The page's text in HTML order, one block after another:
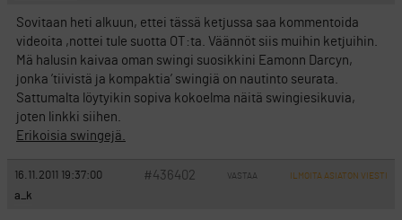
Sovitaan heti alkuun, ettei tässä ketjussa saa kommentoida
videoita ,nottei tule suotta OT:ta. Väännöt siis muihin ketjuihin.
Mä halusin kaivaa oman swingi suosikkini Eamonn Darcyn,
jonka ’tiivistä ja kompaktia’ swingiä on nautinto seurata.
Sattumalta löytyikin sopiva kokoelma näitä swingiesikuvia,
joten linkki siihen.
Erikoisia swingejä.
16.11.2011 19:37:00 #436402 VASTAA ILMOITA ASIATON VIESTI
a_k